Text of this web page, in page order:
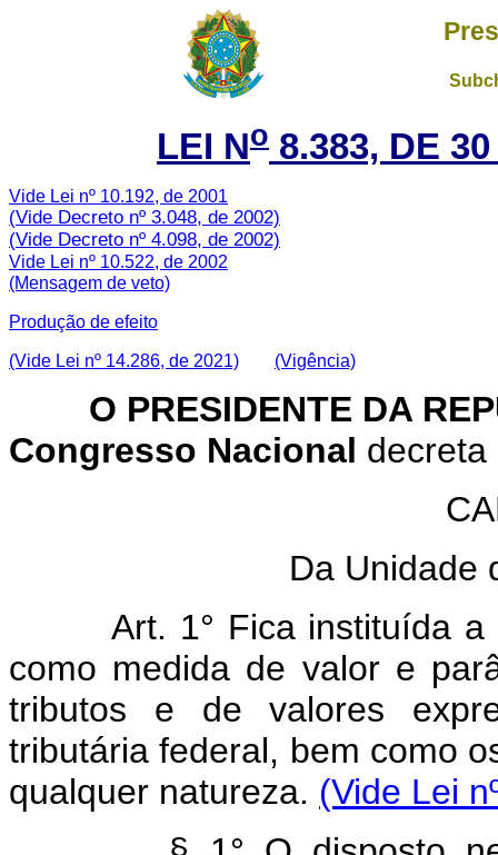
LEI No 8.383, DE
Vide Lei nº 10.192, de 2001
(Vide Decreto nº 3.048, de 2002)
(Vide Decreto nº 4.098, de 2002)
Vide Lei nº 10.522, de 2002
(Mensagem de veto)
Produção de efeito
(Vide Lei nº 14.286, de 2021)
(Vigência)
O PRESIDENTE DA
Congresso Nacional decreta
Da Unidade
Art. 1° Fica instituída a
como medida de valor e
tributos e de valores
tributária federal, bem como
qualquer natureza. (Vide Lei